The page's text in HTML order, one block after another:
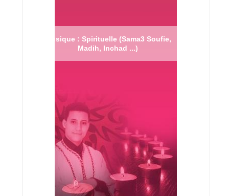
Musique : Spirituelle (Sama3 Soufie,
Madih, Inchad ...)